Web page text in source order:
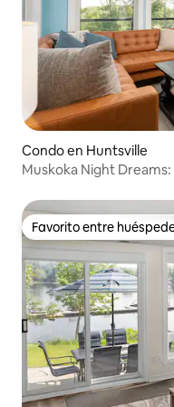
Condo en Huntsville
Muskoka Night
Favorito entre
Favorito entre